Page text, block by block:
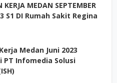
KERJA MEDAN SEPTEMBER
S1 DI Rumah Sakit Regina
Medan Juni 2023
PT Infomedia Solusi